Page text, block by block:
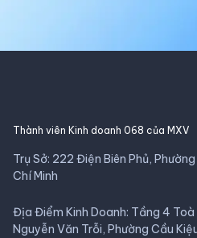
Thành viên Kinh doanh 068 của MXV
Trụ Sở: 222 Điện Biên Phủ,
Chí Minh
Địa Điểm Kinh Doanh: Tầng 4
Nguyễn Văn Trỗi, Phường Cầu